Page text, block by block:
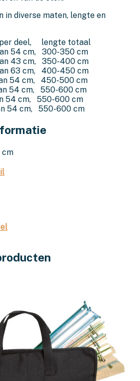
in diverse maten, lengte en
deel, lengte totaal
54 cm, 300-350 cm
43 cm, 350-400 cm
63 cm, 400-450 cm
54 cm, 450-500 cm
54 cm, 550-600 cm
54 cm, 550-600 cm
54 cm, 550-600 cm
cm